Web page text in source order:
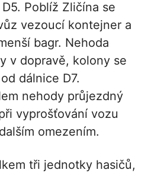
Poblíž Zličína se
vezoucí kontejner a
bagr. Nehoda
v dopravě, kolony se
dálnice D7.
nehody průjezdný
vyprošťování vozu
omezením.
tři jednotky hasičů,